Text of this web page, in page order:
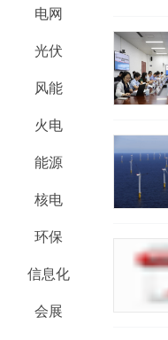
电网
光伏
风能
火电
能源
核电
环保
信息化
会展